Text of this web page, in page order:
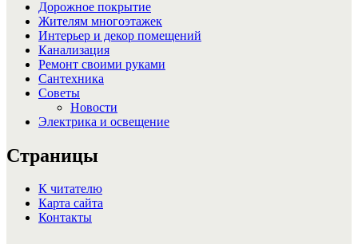
Дорожное покрытие
Жителям многоэтажек
Интерьер и декор помещений
Канализация
Ремонт своими руками
Сантехника
Советы
Новости
Электрика и освещение
Страницы
К читателю
Карта сайта
Контакты